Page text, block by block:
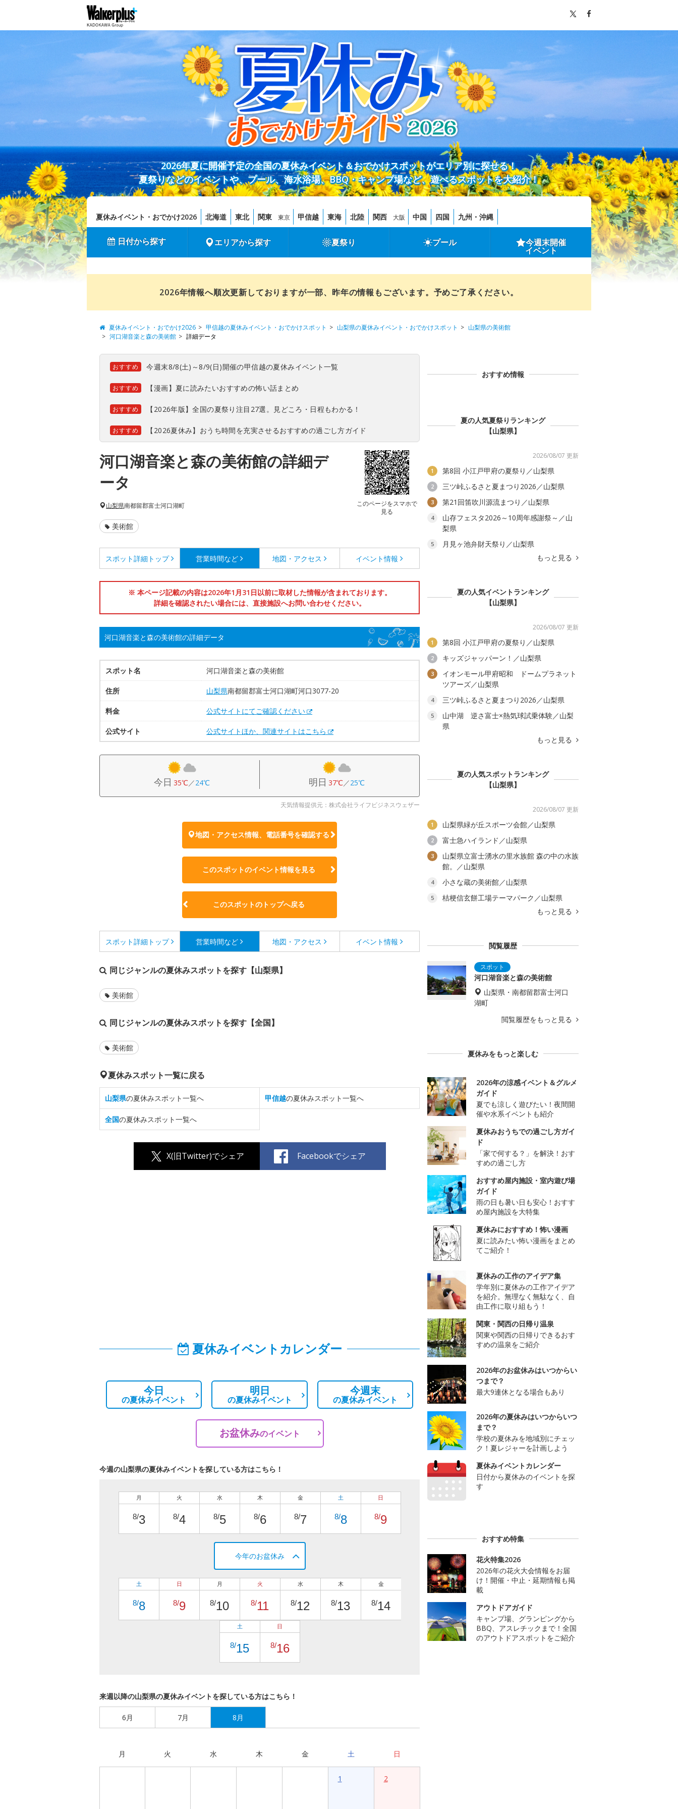
2026年夏に開催予定の全国の夏休みイベント＆おでかけスポットがエリア別に探せる！
夏祭りなどのイベントや、プール、海水浴場、BBQ・キャンプ場など、遊べるスポットを大紹介！
夏休みイベント・おでかけ2026 北海道 東北 関東 東京 甲信越 東海 北陸 関西 大阪 中国 四国 九州・沖縄
日付から探す エリアから探す 夏祭り プール 今週末開催
イベント
2026年情報へ順次更新しておりますが一部、昨年の情報もございます。予めご了承ください。
夏休みイベント・おでかけ2026 甲信越の夏休みイベント・おでかけスポット 山梨県の夏休みイベント・おでかけスポット
山梨県の美術館
河口湖音楽と森の美術館
詳細データ
おすすめ 今週末8/8(土)～8/9(日)開催の甲信越の夏休みイベント一覧
おすすめ 【漫画】夏に読みたいおすすめの怖い話まとめ
おすすめ 【2026年版】全国の夏祭り注目27選。見どころ・日程もわかる！
おすすめ 【2026夏休み】おうち時間を充実させるおすすめの過ごし方ガイド
河口湖音楽と森の美術館の詳細デ
ータ
このページをスマホで
見る
山梨県南都留郡富士河口湖町
美術館
スポット詳細 トップ 営業時間など 地図・アクセス イベント情報
※ 本ページ記載の内容は2026年1月31日以前に取材した情報が含まれております。
詳細を確認されたい場合には、直接施設へお問い合わせください。
河口湖音楽と森の美術館の詳細データ
スポット名 河口湖音楽と森の美術館
住所 山梨県南都留郡富士河口湖町河口3077-20
料金 公式サイトにてご確認ください
公式サイト 公式サイトほか、関連サイトはこちら
今日 35℃／24℃ 明日 37℃／25℃
天気情報提供元：株式会社ライフビジネスウェザー
地図・アクセス情報、電話番号を確認する
このスポットのイベント情報を見る
このスポットのトップへ戻る
スポット詳細 トップ 営業時間など 地図・アクセス イベント情報
同じジャンルの夏休みスポットを探す【山梨県】
美術館
同じジャンルの夏休みスポットを探す【全国】
美術館
夏休みスポット一覧に戻る
山梨県の夏休みスポット一覧へ 甲信越の夏休みスポット一覧へ
全国の夏休みスポット一覧へ
X(旧Twitter)でシェア Facebookでシェア
夏休みイベントカレンダー
今日
の夏休みイベント
明日
の夏休みイベント
今週末
の夏休みイベント
お盆休みのイベント
今週の山梨県の夏休みイベントを探している方はこちら！
月
8/3
火
8/4
水
8/5
木
8/6
金
8/7
土
8/8
日
8/9
今年のお盆休み
土
8/8
日
8/9
月
8/10
火
8/11
水
8/12
木
8/13
金
8/14
土
8/15
日
8/16
来週以降の山梨県の夏休みイベントを探している方はこちら！
6月 7月 8月
月 火 水 木 金 土 日
1 2
おすすめ情報
夏の人気夏祭りランキング
【山梨県】
2026/08/07 更新
1 第8回 小江戸甲府の夏祭り／山梨県
2 三ツ峠ふるさと夏まつり2026／山梨県
3 第21回笛吹川源流まつり／山梨県
4
山存フェスタ2026～10周年感謝祭～／山
梨県
5
月見ヶ池弁財天祭り／山梨県
もっと見る
夏の人気イベントランキング
【山梨県】
2026/08/07 更新
1 第8回 小江戸甲府の夏祭り／山梨県
2 キッズジャッパーン！／山梨県
3
イオンモール甲府昭和 ドームプラネット
ツアーズ／山梨県
4 三ツ峠ふるさと夏まつり2026／山梨県
5
山中湖 逆さ富士×熱気球試乗体験／山梨
県
もっと見る
夏の人気スポットランキング
【山梨県】
2026/08/07 更新
1 山梨県緑が丘スポーツ会館／山梨県
2 富士急ハイランド／山梨県
3
山梨県立富士湧水の里水族館 森の中の水族
館。／山梨県
4 小さな蔵の美術館／山梨県
5
桔梗信玄餅工場テーマパーク／山梨県
もっと見る
閲覧履歴
河口湖音楽と森の美術館
山梨県・南都留郡富士河口
湖町
閲覧履歴をもっと見る
夏休みをもっと楽しむ
2026年の涼感イベント＆グルメ
ガイド
夏でも涼しく遊びたい！夜間開
催や水系イベントも紹介
夏休みおうちでの過ごし方ガイ
ド
「家で何する？」を解決！おす
すめの過ごし方
おすすめ屋内施設・室内遊び場
ガイド
雨の日も暑い日も安心！おすす
め屋内施設を大特集
夏休みにおすすめ！怖い漫画
夏に読みたい怖い漫画をまとめ
てご紹介！
夏休みの工作のアイデア集
学年別に夏休みの工作アイデア
を紹介。無理なく無駄なく、自
由工作に取り組もう！
関東・関西の日帰り温泉
関東や関西の日帰りできるおす
すめの温泉をご紹介
2026年のお盆休みはいつからい
つまで？
最大9連休となる場合もあり
2026年の夏休みはいつからいつ
まで？
学校の夏休みを地域別にチェッ
ク！夏レジャーを計画しよう
夏休みイベントカレンダー
日付から夏休みのイベントを探
す
おすすめ特集
花火特集2026
2026年の花火大会情報をお届
け！開催・中止・延期情報も掲
載
アウトドアガイド
キャンプ場、グランピングから
BBQ、アスレチックまで！全国
のアウトドアスポットをご紹介